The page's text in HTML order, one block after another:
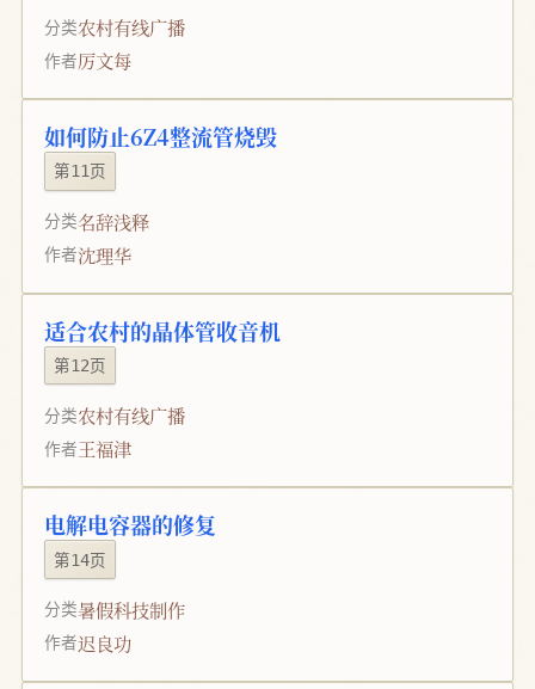
分类农村有线广播
作者厉文每
如何防止6Z4整流管烧毁
第11页
分类名辞浅释
作者沈理华
适合农村的晶体管收音机
第12页
分类农村有线广播
作者王福津
电解电容器的修复
第14页
分类暑假科技制作
作者迟良功